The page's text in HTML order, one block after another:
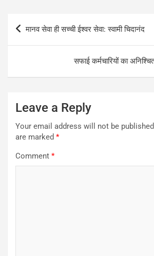
Post
मानव सेवा ही सच्ची ईश्वर सेवा: स्वामी चिदानंद
सफाई कर्मचारियों का
Leave a Reply
Your email address will not be
are marked *
Comment *